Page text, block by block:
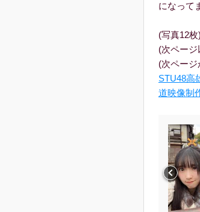
になって
(写真12枚)
(次ペー
(次ペー
STU48高
道映像制